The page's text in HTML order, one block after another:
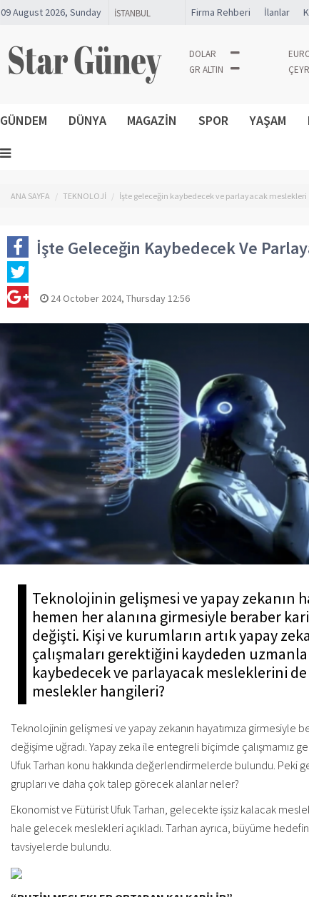
09 August 2026, Sunday Firma Rehberi İlanlar
DOLAR
GR ALTIN
GÜNDEM DÜNYA MAGAZİN SPOR YAŞAM
ANA SAYFA TEKNOLOJİ İşte geleceğin kaybedecek ve parlayacak meslekleri
İşte Geleceğin Kaybedecek Ve
24 October 2024, Thursday 12:56
Teknolojinin gelişmesi ve yapay zekanın
hemen her alanına girmesiyle beraber
değişti. Kişi ve kurumların artık yapay
çalışmaları gerektiğini kaydeden
kaybedecek ve parlayacak mesleklerini de
meslekler hangileri?
Teknolojinin gelişmesi ve yapay zekanın hayatımıza girmesiyle
değişime uğradı. Yapay zeka ile entegreli biçimde çalışmamız
Ufuk Tarhan konu hakkında değerlendirmelerde bulundu. Peki
grupları ve daha çok talep görecek alanlar neler?
Ekonomist ve Fütürist Ufuk Tarhan, gelecekte işsiz kalacak
hale gelecek meslekleri açıkladı. Tarhan ayrıca, büyüme
tavsiyelerde bulundu.